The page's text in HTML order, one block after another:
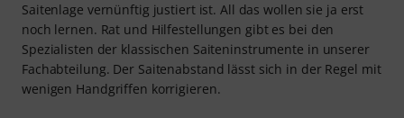
Saitenlage vernünftig justiert ist. All das wollen sie ja erst
noch lernen. Rat und Hilfestellungen gibt es bei den
Spezialisten der klassischen Saiteninstrumente in unserer
Fachabteilung. Der Saitenabstand lässt sich in der Regel mit
wenigen Handgriffen korrigieren.